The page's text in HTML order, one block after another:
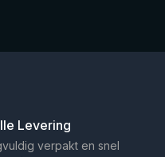
Levering
verpakt en snel